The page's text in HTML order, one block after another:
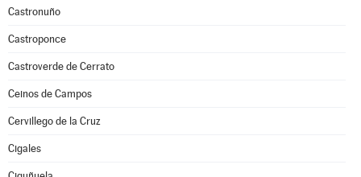
Castronuño
Castroponce
Castroverde de Cerrato
Ceinos de Campos
Cervillego de la Cruz
Cigales